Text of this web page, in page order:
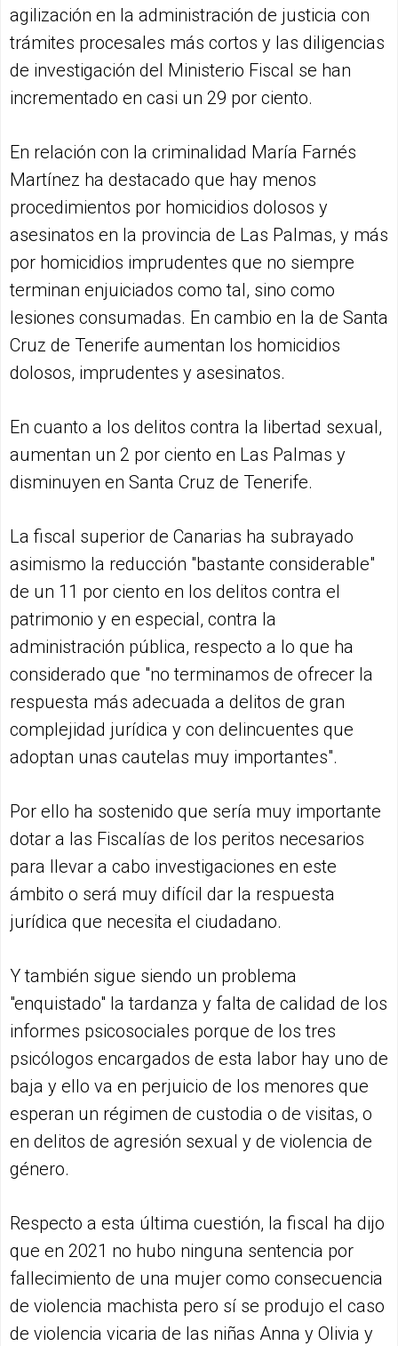
agilización en la administración de justicia con
trámites procesales más cortos y las diligencias
de investigación del Ministerio Fiscal se han
incrementado en casi un 29 por ciento.
En relación con la criminalidad María Farnés
Martínez ha destacado que hay menos
procedimientos por homicidios dolosos y
asesinatos en la provincia de Las Palmas, y más
por homicidios imprudentes que no siempre
terminan enjuiciados como tal, sino como
lesiones consumadas. En cambio en la de Santa
Cruz de Tenerife aumentan los homicidios
dolosos, imprudentes y asesinatos.
En cuanto a los delitos contra la libertad sexual,
aumentan un 2 por ciento en Las Palmas y
disminuyen en Santa Cruz de Tenerife.
La fiscal superior de Canarias ha subrayado
asimismo la reducción "bastante considerable"
de un 11 por ciento en los delitos contra el
patrimonio y en especial, contra la
administración pública, respecto a lo que ha
considerado que "no terminamos de ofrecer la
respuesta más adecuada a delitos de gran
complejidad jurídica y con delincuentes que
adoptan unas cautelas muy importantes".
Por ello ha sostenido que sería muy importante
dotar a las Fiscalías de los peritos necesarios
para llevar a cabo investigaciones en este
ámbito o será muy difícil dar la respuesta
jurídica que necesita el ciudadano.
Y también sigue siendo un problema
"enquistado" la tardanza y falta de calidad de los
informes psicosociales porque de los tres
psicólogos encargados de esta labor hay uno de
baja y ello va en perjuicio de los menores que
esperan un régimen de custodia o de visitas, o
en delitos de agresión sexual y de violencia de
género.
Respecto a esta última cuestión, la fiscal ha dijo
que en 2021 no hubo ninguna sentencia por
fallecimiento de una mujer como consecuencia
de violencia machista pero sí se produjo el caso
de violencia vicaria de las niñas Anna y Olivia y